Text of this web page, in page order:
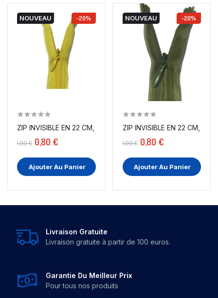
NOUVEAU -20%
ZIP INVISIBLE EN 22 CM, COLORIS JAUNE ,...
1,00 € 0,80 €
Ajouter Au Panier
NOUVEAU -20%
ZIP INVISIBLE EN 22 CM,
1,00 € 0,80 €
Ajouter Au Panier
Livraison Gratuite
Livraison gratuite à partir de 100 euros.
Garantie Du Meilleur Prix
Pour tous nos produits